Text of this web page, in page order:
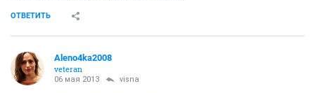
ОТВЕТИТЬ
Aleno4ka2008
veteran
06 мая 2013 visna